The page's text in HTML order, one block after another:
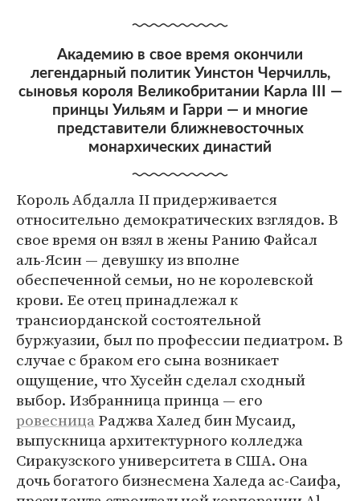
Академию в свое время окончили
легендарный политик Уинстон Черчилль,
сыновья короля Великобритании Карла III —
принцы Уильям и Гарри — и многие
представители ближневосточных
монархических династий
Король Абдалла II придерживается
относительно демократических взглядов. В
свое время он взял в жены Ранию Файсал
аль-Ясин — девушку из вполне
обеспеченной семьи, но не королевской
крови. Ее отец принадлежал к
трансиорданской состоятельной
буржуазии, был по профессии педиатром. В
случае с браком его сына возникает
ощущение, что Хусейн сделал сходный
выбор. Избранница принца — его
ровесницаРаджва Халед бин Мусаид,
выпускница архитектурного колледжа
Сиракузского университета в США. Она
дочь богатого бизнесмена Халеда ас-Саифа,